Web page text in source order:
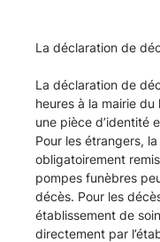
Guide
et
La déclaration de
La déclaration de
heures à la mairie
une pièce d’identité
Pour les étrangers,
obligatoirement
pompes funèbres
décès. Pour les
établissement de
directement par